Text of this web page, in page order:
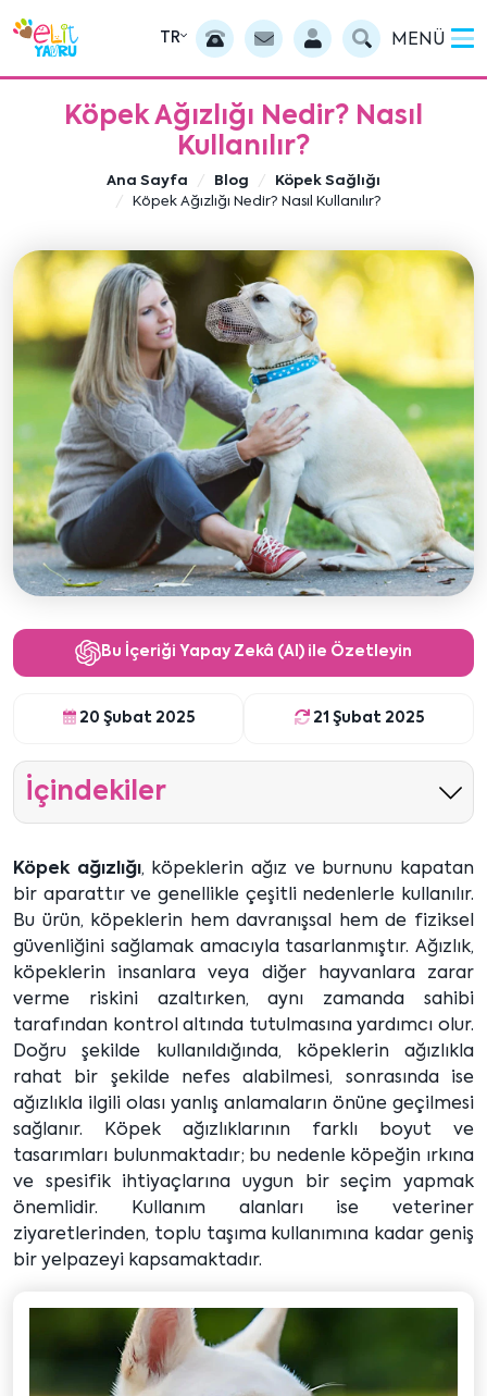
TR MENÜ
Köpek Ağızlığı Nedir? Nasıl
Kullanılır?
Ana Sayfa Blog
Köpek Sağlığı
Köpek Ağızlığı Nedir? Nasıl Kullanılır?
Bu İçeriği Yapay Zekâ (AI) ile Özetleyin
20 Şubat 2025 21 Şubat 2025
İçindekiler
Köpek ağızlığı, köpeklerin ağız ve burnunu kapatan
bir aparattır ve genellikle çeşitli nedenlerle kullanılır.
Bu ürün, köpeklerin hem davranışsal hem de fiziksel
güvenliğini sağlamak amacıyla tasarlanmıştır. Ağızlık,
köpeklerin insanlara veya diğer hayvanlara zarar
verme riskini azaltırken, aynı zamanda sahibi
tarafından kontrol altında tutulmasına yardımcı olur.
Doğru şekilde kullanıldığında, köpeklerin ağızlıkla
rahat bir şekilde nefes alabilmesi, sonrasında ise
ağızlıkla ilgili olası yanlış anlamaların önüne geçilmesi
sağlanır. Köpek ağızlıklarının farklı boyut ve
tasarımları bulunmaktadır; bu nedenle köpeğin ırkına
ve spesifik ihtiyaçlarına uygun bir seçim yapmak
önemlidir. Kullanım alanları ise veteriner
ziyaretlerinden, toplu taşıma kullanımına kadar geniş
bir yelpazeyi kapsamaktadır.